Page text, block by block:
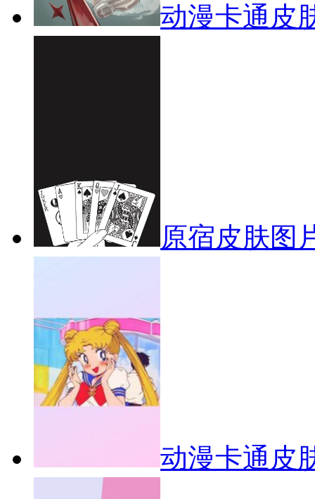
动漫卡通皮
原宿皮肤图
动漫卡通皮